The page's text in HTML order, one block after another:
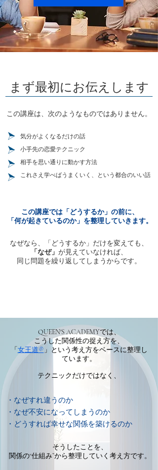
まず最初にお伝えします
この講座は、次のようなものではありません。
気分がよくなるだけの話
小手先の恋愛テクニック
相手を思い通りに動かす方法
これさえ学べばうまくいく、という都合のいい話
この講座では「どうするか」の前に、
「何が起きているのか」を整理していきます。
なぜなら、「どうするか」だけを変えても、
「なぜ」 が見えていなければ、
同じ問題を繰り返してしまうからです。
QUEEN'S ACADEMYでは、
こうした関係性の捉え方を、
「女王道® 」という考え方をベースに整理し
ています。
テクニックだけではなく、
・なぜすれ違うのか
・なぜ不安になってしまうのか
・どうすれば幸せな関係を築けるのか
​そうしたことを、
関係の“仕組み”から整理していく考え方です。